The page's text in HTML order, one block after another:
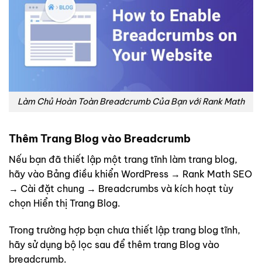
Làm Chủ Hoàn Toàn Breadcrumb Của Bạn với Rank Math
Thêm Trang Blog vào Breadcrumb
Nếu bạn đã thiết lập một trang tĩnh làm trang blog,
hãy vào Bảng điều khiển WordPress → Rank Math SEO
→ Cài đặt chung → Breadcrumbs và kích hoạt tùy
chọn Hiển thị Trang Blog.
Trong trường hợp bạn chưa thiết lập trang blog tĩnh,
hãy sử dụng bộ lọc sau để thêm trang Blog vào
breadcrumb.